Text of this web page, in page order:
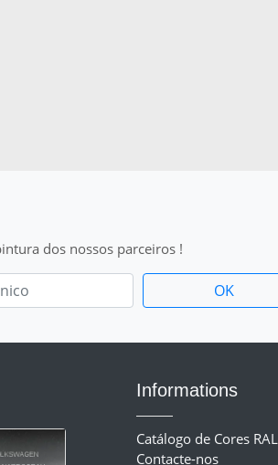
dos nossos parceiros !
Informations
Catálogo de Cores RAL
Contacte-nos